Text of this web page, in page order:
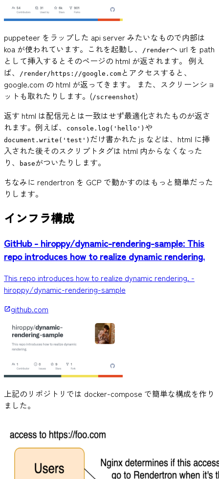
puppeteer をラップした api server みたいなもので内部は
koa が使われています。これを起動し、
/renderへ url を path
として挿入するとそのページの html が返されます。 例え
ば、
/render/https://google.com とアクセスすると、
google.com の html が返ってきます。 また、スクリーンショ
ットも取れたりします。(/screenshot)
返す html は配信元とは一致はせず最適化されたものが返さ
れます。例えば、
console.log('hello') や
document.write('test') だけ書かれた js などは、html に挿
入された後そのスクリプトタグは html 内からなくなった
り、
baseがついたりします。
ちなみに rendertron を GCP で動かすのはもっと簡単だった
りします。
インフラ構成
GitHub - hiroppy/dynamic-rendering-sample: This
repo introduces how to realize dynamic rendering.
This repo introduces how to realize dynamic rendering. -
hiroppy/dynamic-rendering-sample
github.com
上記のリポジトリでは docker-compose で簡単な構成を作り
ました。